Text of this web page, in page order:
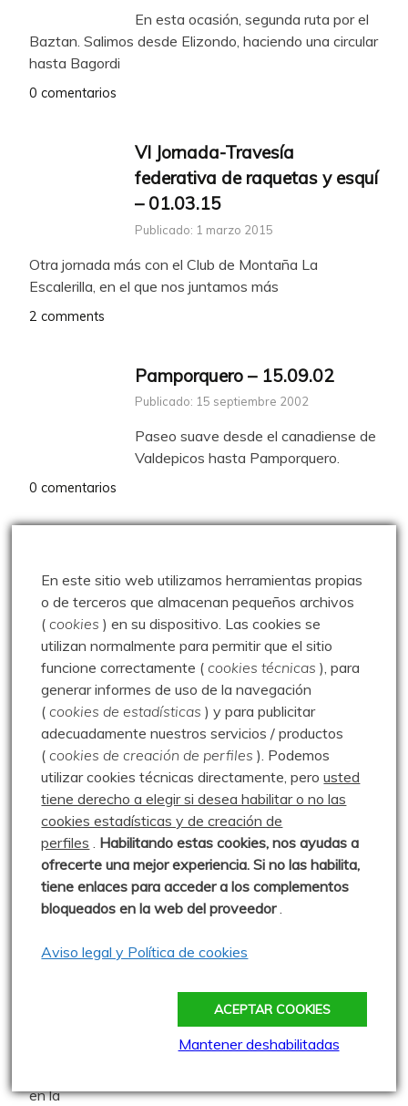
En esta ocasión, segunda ruta por el
Baztan. Salimos desde Elizondo, haciendo una circular
hasta Bagordi
0 comentarios
VI Jornada-Travesía
federativa de raquetas y esquí
– 01.03.15
Publicado: 1 marzo 2015
Otra jornada más con el Club de Montaña La
Escalerilla, en el que nos juntamos más
2 comments
Pamporquero – 15.09.02
Publicado: 15 septiembre 2002
Paseo suave desde el canadiense de
Valdepicos hasta Pamporquero.
0 comentarios
confinamiento – 08.06.20
Publicado: 8 junio 2020
Después de pasar tres meses en
Madrid disfrutando de mi nieta, ya tenía ganas de
pisar
0 comentarios
Paseo por La Pedrosa –
04.01.04
Publicado: 4 enero 2004
Paseo por la Pedrosa en enero. A
Belén ya le gusta caminar algún ratillo.
0 comentarios
Geocaching en la Horadada –
20.02.13
Publicado: 20 febrero 2013
Paseo mañanero hasta el Cañón de
en la
En este sitio web utilizamos herramientas propias
o de terceros que almacenan pequeños archivos
(cookies ) en su dispositivo. Las cookies se
utilizan normalmente para permitir que el sitio
funcione correctamente (cookies técnicas ), para
generar informes de uso de la navegación
(cookies de estadísticas ) y para publicitar
adecuadamente nuestros servicios / productos
(cookies de creación de perfiles ). Podemos
utilizar cookies técnicas directamente, perousted
tiene derecho a elegir si desea habilitar o no las
cookies estadísticas y de creación de
perfiles . Habilitando estas cookies, nos ayudas a
ofrecerte una mejor experiencia. Si no las habilita,
tiene enlaces para acceder a los complementos
bloqueados en la web del proveedor.
Aviso legal y Política de cookies
ACEPTAR COOKIES
Mantener deshabilitadas